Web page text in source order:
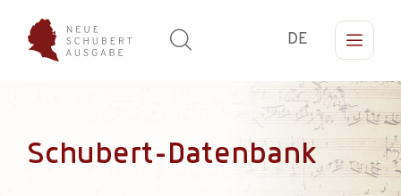
DE
Schubert-Datenbank